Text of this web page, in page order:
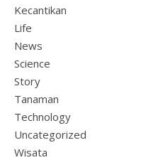
Kecantikan
Life
News
Science
Story
Tanaman
Technology
Uncategorized
Wisata